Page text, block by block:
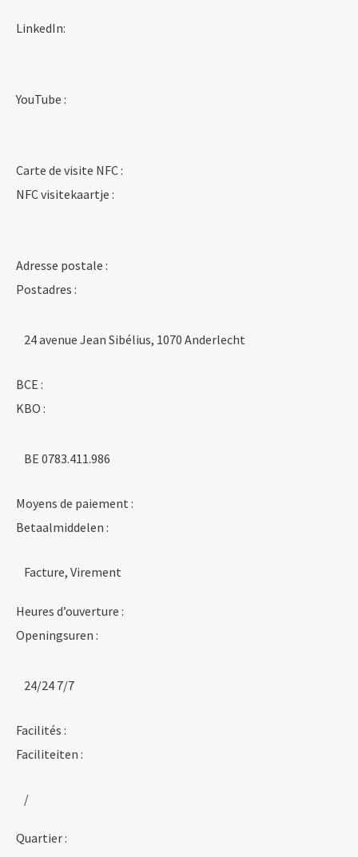
LinkedIn:
YouTube :
Carte de visite NFC :
NFC visitekaartje :
Adresse postale :
Postadres :
24 avenue Jean Sibélius, 1070 Anderlecht
BCE :
KBO :
BE 0783.411.986
Moyens de paiement :
Betaalmiddelen :
Facture, Virement
Heures d’ouverture :
Openingsuren :
24/24 7/7
Facilités :
Faciliteiten :
/
Quartier :